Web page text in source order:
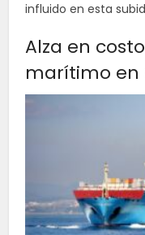
influido en esta
Alza en
marítimo en